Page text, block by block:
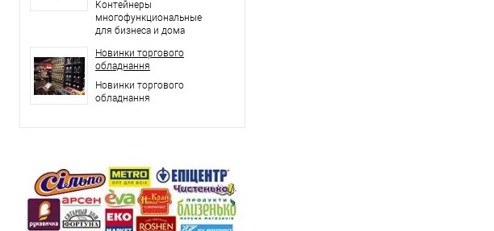
Контейнеры
многофункциональные
для бизнеса и дома
Новинки торгового
обладнання
Новинки торгового
обладнання